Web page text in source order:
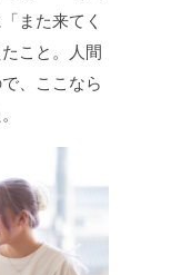
また来てく
こと。人間
、ここなら